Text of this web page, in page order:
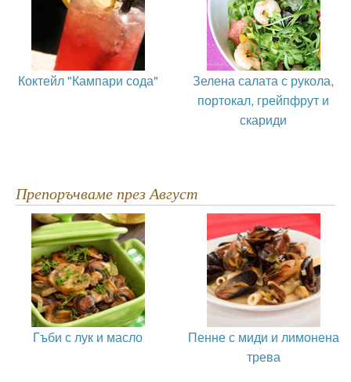
Коктейл "Кампари сода"
Зелена салата с рукола,
портокал, грейпфрут и
скариди
Препоръчваме през Август
Гъби с лук и масло
Пенне с миди и лимонена
трева